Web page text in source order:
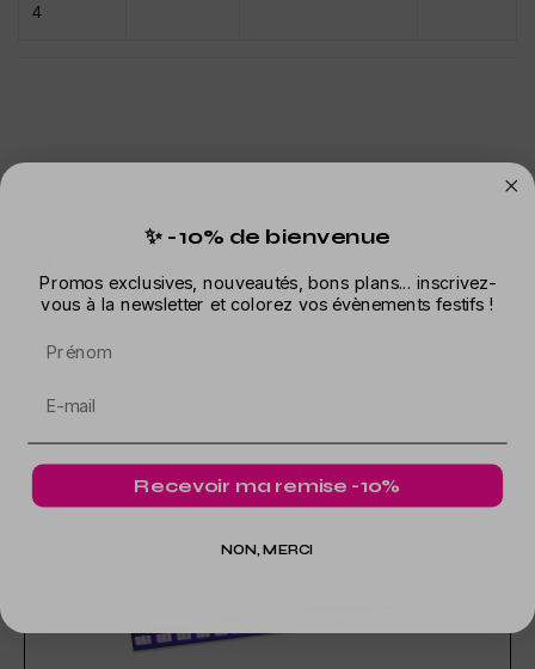
4
✨ -10% de bienvenue
Promos exclusives, nouveautés, bons plans... inscrivez-
vous à la newsletter et colorez vos évènements festifs !
Recevoir ma remise -10%
NON, MERCI